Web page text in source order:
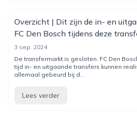
Overzicht | Dit zijn de in- en
FC Den Bosch tijdens deze
3 sep. 2024
De transfermarkt is gesloten. FC Den
tijd in- en uitgaande transfers kunnen
allemaal gebeurd bij d...
Lees verder